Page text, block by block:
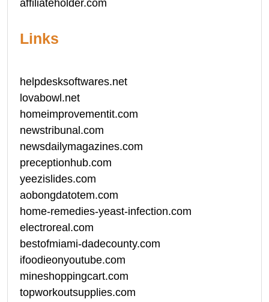
affiliateholder.com
Links
helpdesksoftwares.net
lovabowl.net
homeimprovementit.com
newstribunal.com
newsdailymagazines.com
preceptionhub.com
yeezislides.com
aobongdatotem.com
home-remedies-yeast-infection.com
electroreal.com
bestofmiami-dadecounty.com
ifoodieonyoutube.com
mineshoppingcart.com
topworkoutsupplies.com